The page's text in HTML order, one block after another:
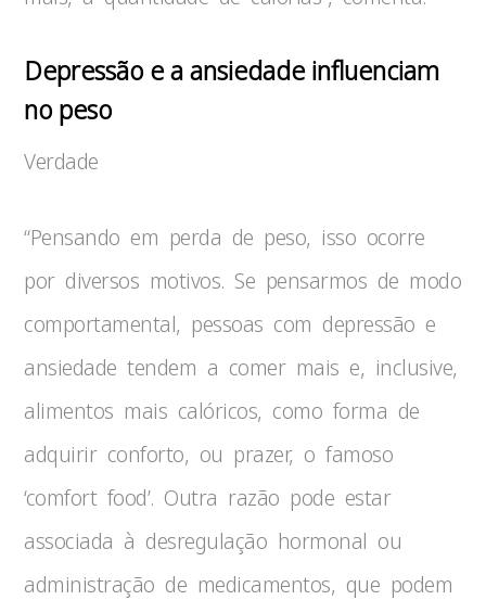
Depressão e a ansiedade influenciam
no peso
Verdade
“Pensando em perda de peso, isso ocorre
por diversos motivos. Se pensarmos de modo
comportamental, pessoas com depressão e
ansiedade tendem a comer mais e, inclusive,
alimentos mais calóricos, como forma de
adquirir conforto, ou prazer, o famoso
‘comfort food’. Outra razão pode estar
associada à desregulação hormonal ou
administração de medicamentos, que podem